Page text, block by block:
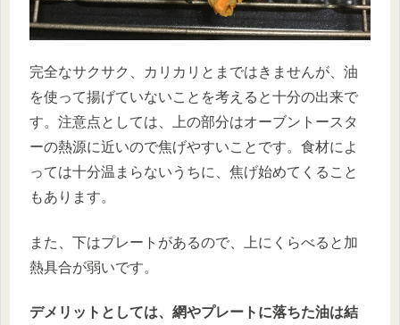
完全なサクサク、カリカリとまではきませんが、油
を使って揚げていないことを考えると十分の出来で
す。注意点としては、上の部分はオーブントースタ
ーの熱源に近いので焦げやすいことです。食材によ
っては十分温まらないうちに、焦げ始めてくること
もあります。
また、下はプレートがあるので、上にくらべると加
熱具合が弱いです。
デメリットとしては、網やプレートに落ちた油は結